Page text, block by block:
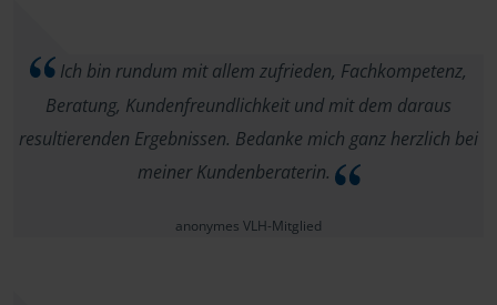
Ich bin rundum mit allem zufrieden, Fachkompetenz,
Beratung, Kundenfreundlichkeit und mit dem daraus
resultierenden Ergebnissen. Bedanke mich ganz herzlich bei
meiner Kundenberaterin.
anonymes VLH-Mitglied